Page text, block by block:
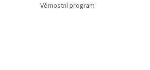
Věrnostní program